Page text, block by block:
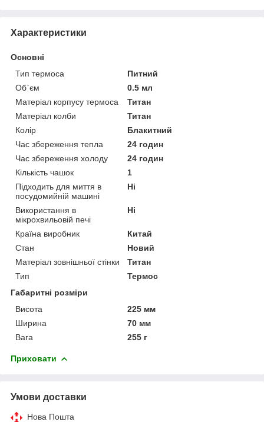
Характеристики
Основні
Тип термоса
Питний
Об`єм
0.5 мл
Матеріал корпусу термоса
Титан
Матеріал колби
Титан
Колір
Блакитний
Час збереження тепла
24 годин
Час збереження холоду
24 годин
Кількість чашок
1
Підходить для миття в
посудомийній машині
Ні
Використання в
мікрохвильовій печі
Ні
Країна виробник
Китай
Стан
Новий
Матеріал зовнішньої стінки
Титан
Тип
Термос
Габаритні розміри
Висота
225 мм
Ширина
70 мм
Вага
255 г
Приховати
Умови доставки
Нова Пошта